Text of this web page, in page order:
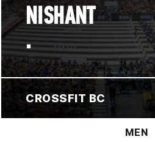
NISHANT
.
CROSSFIT BC
MEN